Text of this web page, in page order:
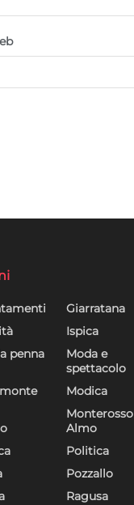
penna
Giarratana
Ispica
Moda e
spettacolo
Modica
Monterosso
Almo
Politica
Pozzallo
Ragusa